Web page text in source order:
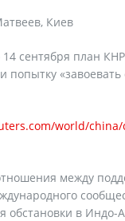
Киев
сентября план
попытку
world/
между
обстановки в Индо-